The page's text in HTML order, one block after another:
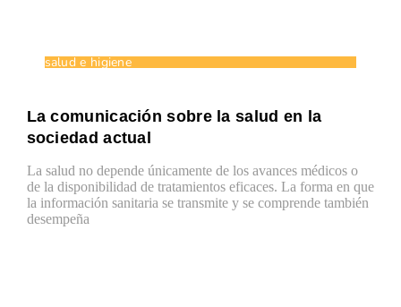
salud e higiene
La comunicación sobre la salud en la
sociedad actual
La salud no depende únicamente de los avances médicos o
de la disponibilidad de tratamientos eficaces. La forma en que
la información sanitaria se transmite y se comprende también
desempeña